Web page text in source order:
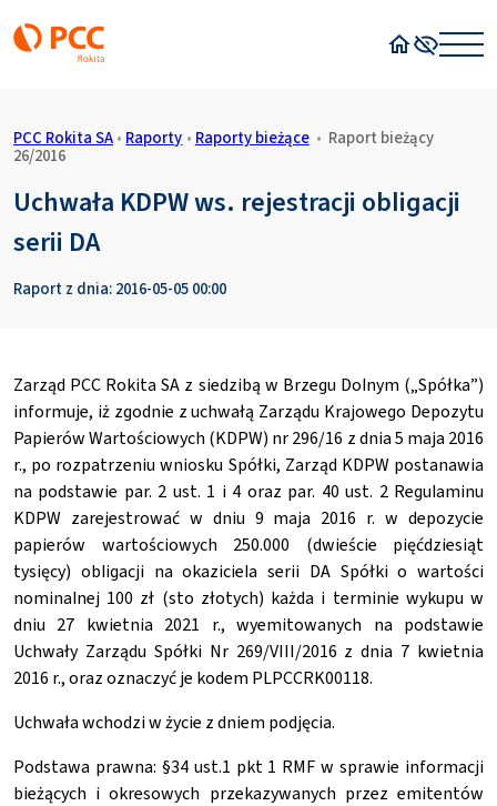
PCC Rokita SA • Raporty • Raporty bieżące • Raport bieżący
26/2016
Uchwała KDPW ws. rejestracji obligacji
serii DA
Raport z dnia: 2016-05-05 00:00
Zarząd PCC Rokita SA z siedzibą w Brzegu Dolnym („Spółka”)
informuje, iż zgodnie z uchwałą Zarządu Krajowego Depozytu
Papierów Wartościowych (KDPW) nr 296/16 z dnia 5 maja 2016
r., po rozpatrzeniu wniosku Spółki, Zarząd KDPW postanawia
na podstawie par. 2 ust. 1 i 4 oraz par. 40 ust. 2 Regulaminu
KDPW zarejestrować w dniu 9 maja 2016 r. w depozycie
papierów wartościowych 250.000 (dwieście pięćdziesiąt
tysięcy) obligacji na okaziciela serii DA Spółki o wartości
nominalnej 100 zł (sto złotych) każda i terminie wykupu w
dniu 27 kwietnia 2021 r., wyemitowanych na podstawie
Uchwały Zarządu Spółki Nr 269/VIII/2016 z dnia 7 kwietnia
2016 r., oraz oznaczyć je kodem PLPCCRK00118.
Uchwała wchodzi w życie z dniem podjęcia.
Podstawa prawna: §34 ust.1 pkt 1 RMF w sprawie informacji
bieżących i okresowych przekazywanych przez emitentów